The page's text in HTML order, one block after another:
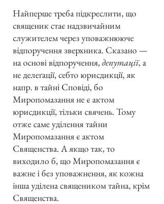
Найперше треба підкреслити, що
священик стає надзвичайним
служителем через уповажнююче
відпоручення зверхника. Сказано —
на основі відпоручення,депутації, а
не делеґації, себто юрисдикції, як
напр. в тайні Сповіді, бо
Миропомазання не є актом
юрисдикції, тільки свячень. Тому
отже саме уділення тайни
Миропомазання є актом
Священства. А якщо так, то
виходило б, що Миропомазання є
важне і без уповажнення, як кожна
інша уділена священиком тайна, крім
Священства.